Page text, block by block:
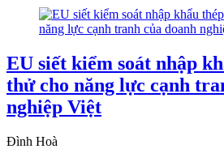
EU siết kiểm soát nhập
thử cho năng lực cạnh
nghiệp Việt
Đình Hoà